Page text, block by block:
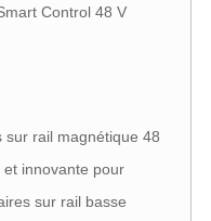
Control 48 V
sur rail magnétique 48
innovante pour
sur rail basse